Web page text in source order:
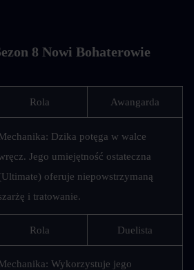
8 Nowi Bohaterowie
Rola Awangarda
Dzika potęga w walce
Jego umiejętność ostateczna
oferuje niepowstrzymaną
i tratowanie.
Rola Duelista
Wykorzystuje jego